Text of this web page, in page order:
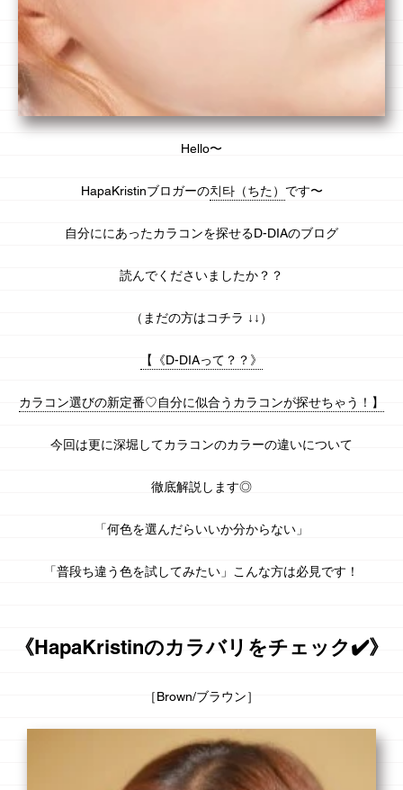
Hello〜
HapaKristinブロガーの치타（ちた） です〜
自分ににあったカラコンを探せるD-DIAのブログ
読んでくださいましたか？？
（まだの方はコチラ ↓↓）
【《D-DIAって？？》
カラコン選びの新定番♡自分に似合うカラコンが探せちゃう！】
今回は更に深堀してカラコンのカラーの違いについて
徹底解説します◎
「何色を選んだらいいか分からない」
「普段ち違う色を試してみたい」こんな方は必見です！
《HapaKristinのカラバリをチェック✔️》
［Brown/ブラウン］